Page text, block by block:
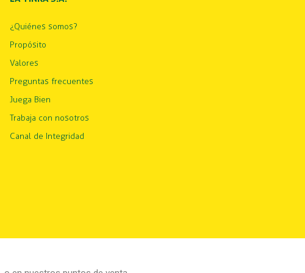
¿Quiénes somos?
Propósito
Valores
Preguntas frecuentes
Juega Bien
Trabaja con nosotros
Canal de Integridad